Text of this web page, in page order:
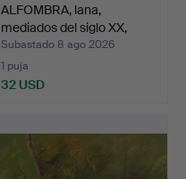
ALFOMBRA, lana,
mediados del siglo XX,
226…
Subastado 8 ago 2026
1 puja
32 USD